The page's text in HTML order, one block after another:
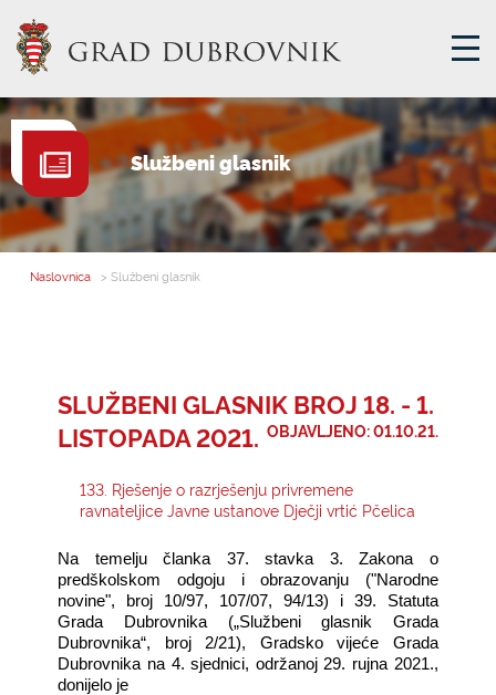
GRADSKA UPRAVA
GRADONAČELNIK
MJESNA SAMOUPRAVA
E-USLUGE
Službeni glasnik
Naslovnica > Službeni glasnik
SLUŽBENI GLASNIK BROJ 18. - 1.
LISTOPADA 2021. OBJAVLJENO: 01.10.21.
133. Rješenje o razrješenju privremene
ravnateljice Javne ustanove Dječji vrtić Pčelica
Na temelju članka 37. stavka 3. Zakona o
predškolskom odgoju i obrazovanju ("Narodne
novine", broj 10/97, 107/07, 94/13) i 39. Statuta
Grada Dubrovnika („Službeni glasnik Grada
Dubrovnika“, broj 2/21), Gradsko vijeće Grada
Dubrovnika na 4. sjednici, održanoj 29. rujna 2021.,
donijelo je